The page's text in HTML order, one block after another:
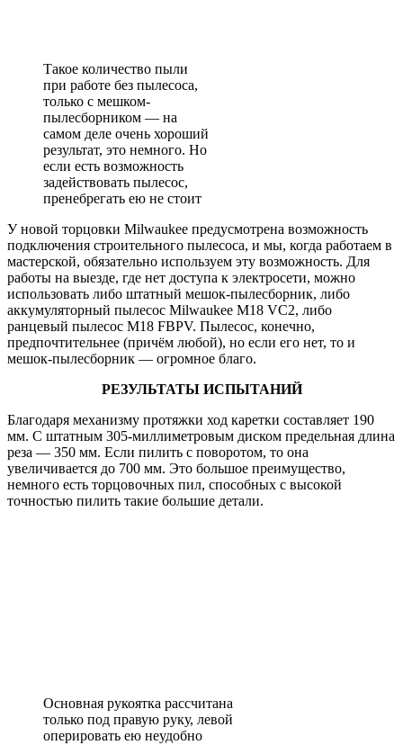
Такое количество пыли
при работе без пылесоса,
только с мешком-
пылесборником — на
самом деле очень хороший
результат, это немного. Но
если есть возможность
задействовать пылесос,
пренебрегать ею не стоит
У новой торцовки Milwaukee предусмотрена возможность
подключения строительного пылесоса, и мы, когда работаем в
мастерской, обязательно используем эту возможность. Для
работы на выезде, где нет доступа к электросети, можно
использовать либо штатный мешок-пылесборник, либо
аккумуляторный пылесос Milwaukee M18 VC2, либо
ранцевый пылесос М18 FBPV. Пылесос, конечно,
предпочтительнее (причём любой), но если его нет, то и
мешок-пылесборник — огромное благо.
РЕЗУЛЬТАТЫ ИСПЫТАНИЙ
Благодаря механизму протяжки ход каретки составляет 190
мм. С штатным 305‑миллиметровым диском предельная длина
реза — 350 мм. Если пилить с поворотом, то она
увеличивается до 700 мм. Это большое преимущество,
немного есть торцовочных пил, способных с высокой
точностью пилить такие большие детали.
Основная рукоятка рассчитана
только под правую руку, левой
оперировать ею неудобно